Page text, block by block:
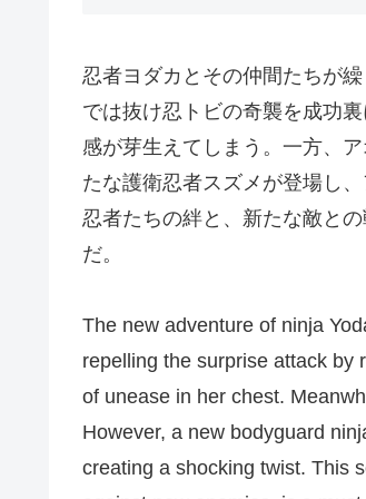
忍者ヨダカとその仲間たちが
では抜け忍トビの奇襲を成功
感が芽生えてしまう。一方、
たな護衛忍者スズメが登場し
忍者たちの絆と、新たな敵と
だ。
The new adventure of ninja
repelling the surprise attack by
of unease in her chest.
However, a new bodyguard
creating a shocking twist. This